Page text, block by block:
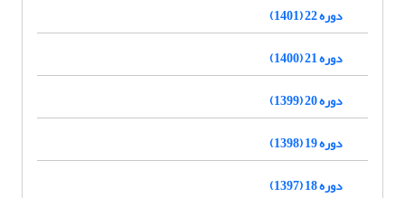
دوره 22 (1401)
دوره 21 (1400)
دوره 20 (1399)
دوره 19 (1398)
دوره 18 (1397)